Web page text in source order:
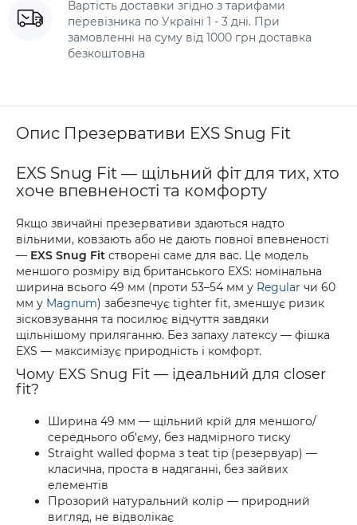
Вартість доставки згідно з тарифами
перевізника по Україні 1 - 3 дні. При
замовленні на суму від 1000 грн доставка
безкоштовна
Опис Презервативи EXS Snug Fit
EXS Snug Fit — щільний фіт для тих, хто
хоче впевненості та комфорту
Якщо звичайні презервативи здаються надто
вільними, ковзають або не дають повної впевненості
— EXS Snug Fit створені саме для вас. Це модель
меншого розміру від британського EXS: номінальна
ширина всього 49 мм (проти 53–54 мм у Regular чи 60
мм у Magnum) забезпечує tighter fit, зменшує ризик
зісковзування та посилює відчуття завдяки
щільнішому приляганню. Без запаху латексу — фішка
EXS — максимізує природність і комфорт.
Чому EXS Snug Fit — ідеальний для closer
fit?
Ширина 49 мм — щільний крій для меншого/
середнього об'єму, без надмірного тиску
Straight walled форма з teat tip (резервуар) —
класична, проста в надяганні, без зайвих
елементів
Прозорий натуральний колір — природний
вигляд, не відволікає